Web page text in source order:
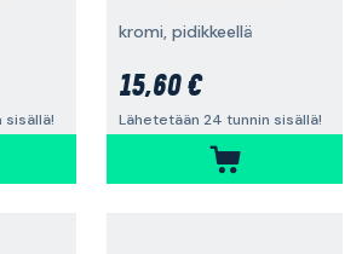
sisällä!
kromi, pidikkeellä
15,60 €
Lähetetään 24 tunnin sisällä!